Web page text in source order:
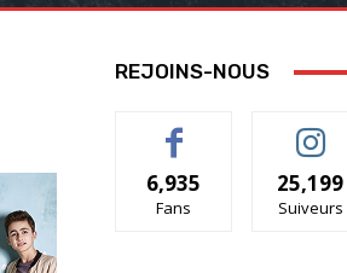
REJOINS-NOUS
6,935
Fans
25,199
Suiveurs